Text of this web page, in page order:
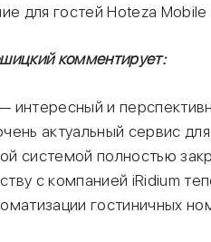
для гостей Hoteza Mobile
комментирует:
интересный и
актуальный сервис
системой полностью
с компанией iRidium
гостиничных